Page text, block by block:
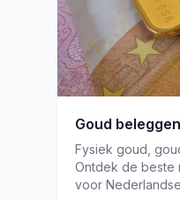
Goud
Fysiek goud,
Ontdek de beste
voor